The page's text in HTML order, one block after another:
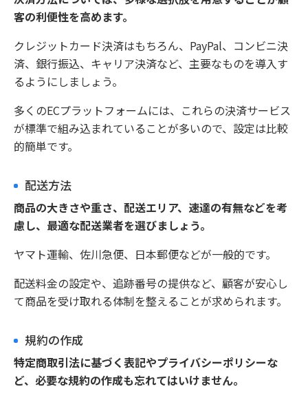
客の利便性を高めます。
クレジットカード決済はもちろん、PayPal、コンビニ決
済、銀行振込、キャリア決済など、主要なものを導入す
るようにしましょう。
多くのECプラットフォームには、これらの決済サービス
が標準で組み込まれていることが多いので、設定は比較
的簡単です。
配送方法
商品の大きさや重さ、配送エリア、速達の有無などを考
慮し、最適な配送業者を選びましょう。
ヤマト運輸、佐川急便、日本郵便などが一般的です。
配送料金の設定や、追跡番号の提供など、顧客が安心し
て商品を受け取れる体制を整えることが求められます。
規約の作成
特定商取引法に基づく表記やプライバシーポリシーな
ど、必要な規約の作成も忘れてはいけません。